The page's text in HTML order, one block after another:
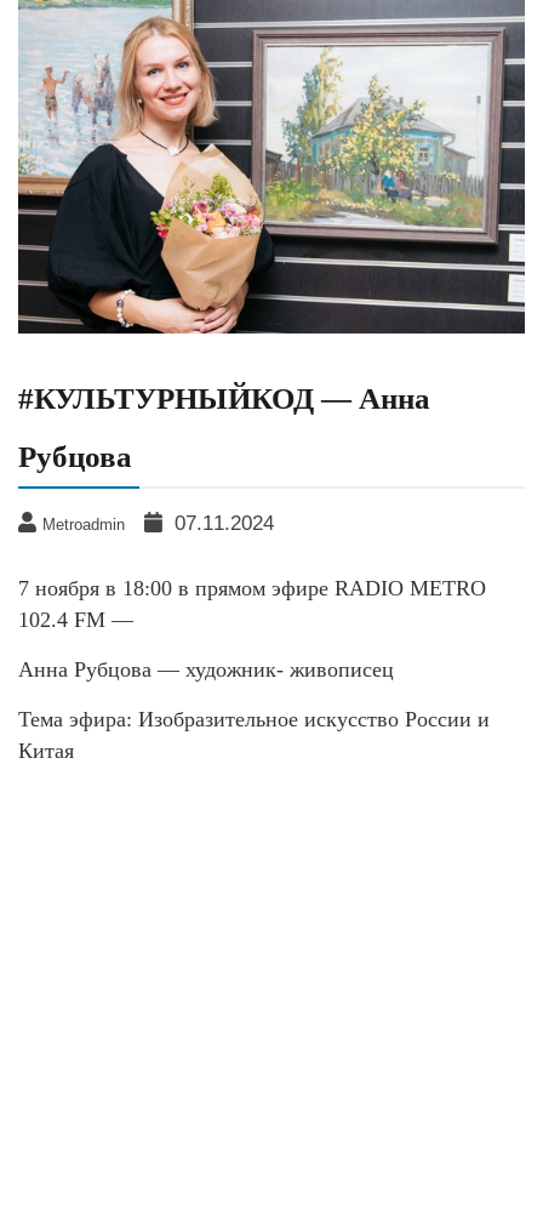
#КУЛЬТУРНЫЙКОД — Анна
Рубцова
Metroadmin 07.11.2024
7 ноября в 18:00 в прямом эфире RADIO METRO
102.4 FM —
Анна Рубцова — художник- живописец
Тема эфира: Изобразительное искусство России и
Китая